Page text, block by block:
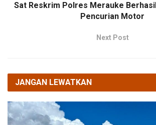
Sat Reskrim Polres Merauke
Pencurian Motor
Next Post
JANGAN LEWATKAN